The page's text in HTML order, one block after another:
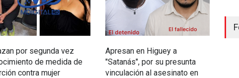
por segunda vez
de medida de
contra mujer
Apresan en Higuey a
"Satanás", por su presunta
vinculación al asesinato en